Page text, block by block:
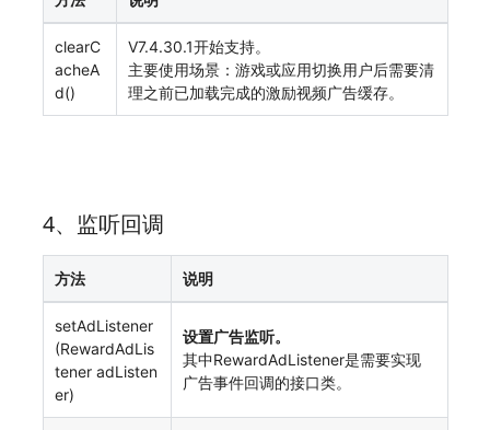
clearC
acheA
d()
V7.4.30.1开始支持。
主要使用场景：游戏或应用切换用户后需要清
理之前已加载完成的激励视频广告缓存。
4、监听回调
方法 说明
setAdListener
(RewardAdLis
tener adListen
er)
设置广告监听。
其中RewardAdListener是需要实现
广告事件回调的接口类。